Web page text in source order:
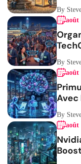
By
août
By
août
Avec
By
août